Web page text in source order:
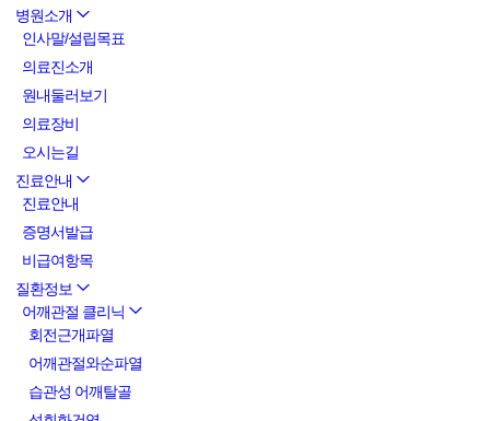
병원소개
인사말/설립목표
의료진소개
원내둘러보기
의료장비
오시는길
진료안내
진료안내
증명서발급
비급여항목
질환정보
어깨관절 클리닉
회전근개파열
어깨관절와순파열
습관성 어깨탈골